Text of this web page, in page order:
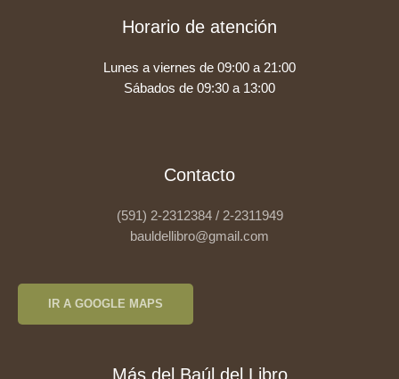
Horario de atención
Lunes a viernes de 09:00 a 21:00
Sábados de 09:30 a 13:00
Contacto
(591) 2-2312384 / 2-2311949
bauldellibro@gmail.com
IR A GOOGLE MAPS
Más del Baúl del Libro